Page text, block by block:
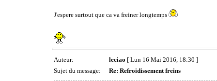
J'espere surtout que ca va freiner longtemps
Auteur: leciao [ Lun 16 Mai 2016, 18:30 ]
Sujet du message:
Re: Refroidissement freins